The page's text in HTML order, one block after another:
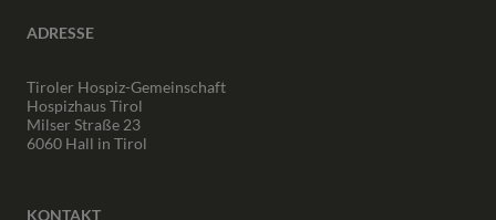
ADRESSE
Tiroler Hospiz-Gemeinschaft
Hospizhaus Tirol
Milser Straße 23
6060 Hall in Tirol
KONTAKT